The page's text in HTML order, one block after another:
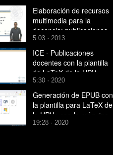
Elaboración de recursos
multimedia para la
docencia: publicaciones
docentes con la plantilla
para LaTeX de la UPV
5:03 · 2013
ICE - Publicaciones
docentes con la plantilla
de LaTeX de la UPV -
2020
5:30 · 2020
Generación de EPUB con
la plantilla para LaTeX de
la UPV usando máquina
Polilab del ICE
19:28 · 2020